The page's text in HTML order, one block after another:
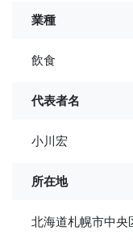
業種
飲食
代表者名
小川宏
所在地
北海道札幌市中央